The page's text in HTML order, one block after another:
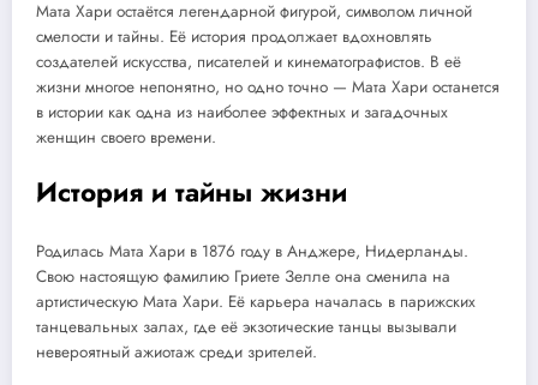
Мата Хари остаётся легендарной фигурой, символом личной
смелости и тайны. Её история продолжает вдохновлять
создателей искусства, писателей и кинематографистов. В её
жизни многое непонятно, но одно точно — Мата Хари останется
в истории как одна из наиболее эффектных и загадочных
женщин своего времени.
История и тайны жизни
Родилась Мата Хари в 1876 году в Анджере, Нидерланды.
Свою настоящую фамилию Гриете Зелле она сменила на
артистическую Мата Хари. Её карьера началась в парижских
танцевальных залах, где её экзотические танцы вызывали
невероятный ажиотаж среди зрителей.